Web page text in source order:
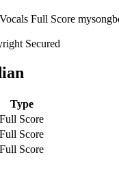
Secured
Type
Full Score
Full Score
Full Score